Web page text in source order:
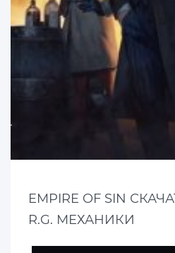
EMPIRE OF SIN
R.G. МЕХАНИКИ